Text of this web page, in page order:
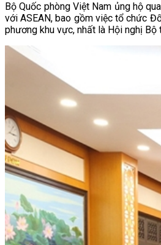
Bộ Quốc phòng Việt Nam ủng hộ
với ASEAN, bao gồm việc tổ chức
phương khu vực, nhất là Hội nghị